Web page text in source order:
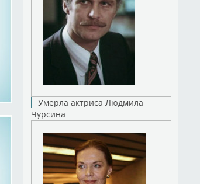
Умерла актриса Людмила
Чурсина